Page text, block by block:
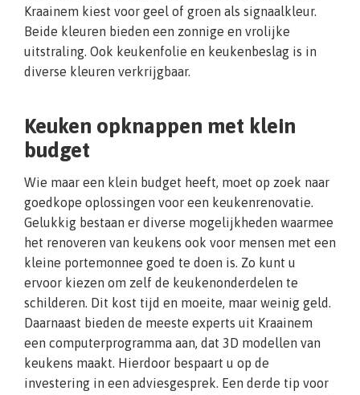
Kraainem kiest voor geel of groen als signaalkleur.
Beide kleuren bieden een zonnige en vrolijke
uitstraling. Ook keukenfolie en keukenbeslag is in
diverse kleuren verkrijgbaar.
Keuken opknappen met klein
budget
Wie maar een klein budget heeft, moet op zoek naar
goedkope oplossingen voor een keukenrenovatie.
Gelukkig bestaan er diverse mogelijkheden waarmee
het renoveren van keukens ook voor mensen met een
kleine portemonnee goed te doen is. Zo kunt u
ervoor kiezen om zelf de keukenonderdelen te
schilderen. Dit kost tijd en moeite, maar weinig geld.
Daarnaast bieden de meeste experts uit Kraainem
een computerprogramma aan, dat 3D modellen van
keukens maakt. Hierdoor bespaart u op de
investering in een adviesgesprek. Een derde tip voor